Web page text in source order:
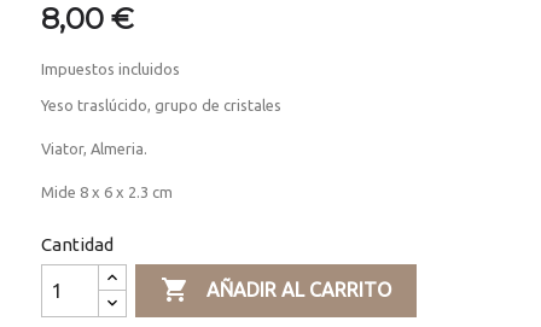
8,00 €
Impuestos incluidos
Yeso traslúcido, grupo de cristales
Viator, Almeria.
Mide 8 x 6 x 2.3 cm
Cantidad
 AÑADIR AL CARRITO